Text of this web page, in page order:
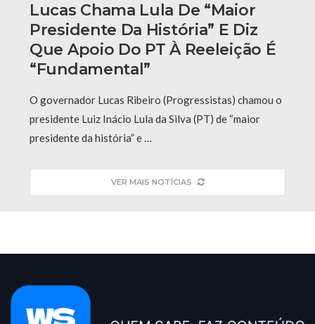
Lucas Chama Lula De “maior
Presidente Da História” E Diz
Que Apoio Do PT À Reeleição É
“fundamental”
O governador Lucas Ribeiro (Progressistas) chamou o
presidente Luiz Inácio Lula da Silva (PT) de “maior
presidente da história” e …
VER MAIS NOTÍCIAS